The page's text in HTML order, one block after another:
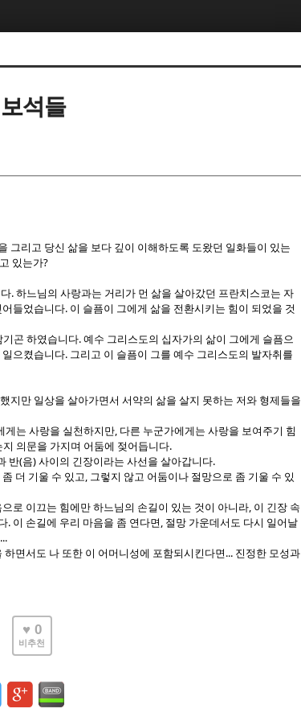
석들
그리고 당신 삶을 보다 깊이 이해하도록 도왔던 일화들이 있는
있는가?
. 하느님의 사랑과는 거리가 먼 삶을 살아갔던 프란치스코는 자
어들었습니다. 이 슬픔이 그에게 삶을 전환시키는 힘이 되었을 것
기곤 하였습니다. 예수 그리스도의 십자가의 삶이 그에게 슬픔으
일으켰습니다. 그리고 이 슬픔이 그를 예수 그리스도의 발자취를
지만 일상을 살아가면서 서약의 삶을 살지 못하는 저와 형제들을
게는 사랑을 실천하지만, 다른 누군가에게는 사랑을 보여주기 힘
의문을 가지며 어둠에 젖어듭니다.
반(음) 사이의 긴장이라는 사선을 살아갑니다.
더 기울 수 있고, 그렇지 않고 어둠이나 절망으로 좀 기울 수 있
로 이끄는 힘에만 하느님의 손길이 있는 것이 아니라, 이 긴장 속
. 이 손길에 우리 마음을 좀 연다면 , 절망 가운데서도 다시 일어날
...
하면서도 나 또한 이 어머니성에 포함되시킨다면 ... 진정한 모성과
♥ 0
비추천